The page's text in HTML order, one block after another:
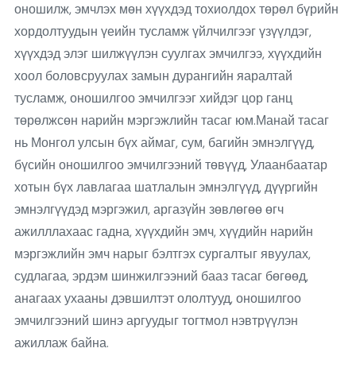
оношилж, эмчлэх мөн хүүхдэд тохиолдох төрөл бүрийн
хордолтуудын үеийн тусламж үйлчилгээг үзүүлдэг,
хүүхдэд элэг шилжүүлэн суулгах эмчилгээ, хүүхдийн
хоол боловсруулах замын дурангийн яаралтай
тусламж, оношилгоо эмчилгээг хийдэг цор ганц
төрөлжсөн нарийн мэргэжлийн тасаг юм.Манай тасаг
нь Монгол улсын бүх аймаг, сум, багийн эмнэлгүүд,
бүсийн оношилгоо эмчилгээний төвүүд, Улаанбаатар
хотын бүх лавлагаа шатлалын эмнэлгүүд, дүүргийн
эмнэлгүүдэд мэргэжил, аргазүйн зөвлөгөө өгч
ажилллахаас гадна, хүүхдийн эмч, хүүдийн нарийн
мэргэжлийн эмч нарыг бэлтгэх сургалтыг явуулах,
судлагаа, эрдэм шинжилгээний бааз тасаг бөгөөд,
анагаах ухааны дэвшилтэт ололтууд, оношилгоо
эмчилгээний шинэ аргуудыг тогтмол нэвтрүүлэн
ажиллаж байна.